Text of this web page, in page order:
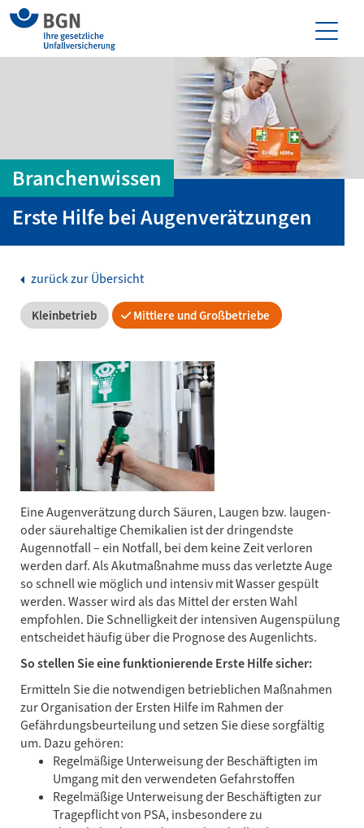
Branchenwissen
Erste Hilfe bei Augenverätzungen
zurück zur Übersicht
Kleinbetrieb Mittlere und Großbetriebe
Eine Augenverätzung durch Säuren, Laugen bzw. laugen-
oder säurehaltige Chemikalien ist der dringendste
Augennotfall – ein Notfall, bei dem keine Zeit verloren
werden darf. Als Akutmaßnahme muss das verletzte Auge
so schnell wie möglich und intensiv mit Wasser gespült
werden. Wasser wird als das Mittel der ersten Wahl
empfohlen. Die Schnelligkeit der intensiven Augenspülung
entscheidet häufig über die Prognose des Augenlichts.
So stellen Sie eine funktionierende Erste Hilfe sicher:
Ermitteln Sie die notwendigen betrieblichen Maßnahmen
zur Organisation der Ersten Hilfe im Rahmen der
Gefährdungsbeurteilung und setzen Sie diese sorgfältig
um. Dazu gehören:
Regelmäßige Unterweisung der Beschäftigten im
Umgang mit den verwendeten Gefahrstoffen
Regelmäßige Unterweisung der Beschäftigten zur
Tragepflicht von PSA, insbesondere zu